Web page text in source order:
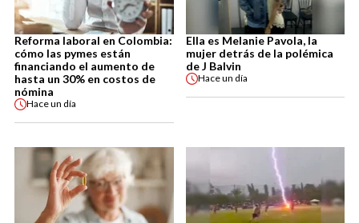
Reforma laboral en Colombia:
cómo las pymes están
financiando el aumento de
hasta un 30% en costos de
nómina
Haceun día
Ella es Melanie Pavola, la
mujer detrás de la polémica
de J Balvin
Haceun día